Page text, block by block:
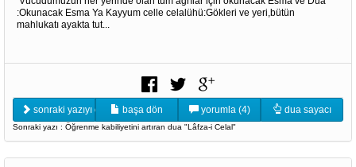
:Okunacak Esma Ya Kayyum celle celalühü:Gökleri ve yeri,bütün
mahlukatı ayakta tut...
sonraki yazıyı oku başa dön yorumla (4) dua sayacı
Sonraki yazı : Öğrenme kabiliyetini artıran dua "Lâfza-i Celal"